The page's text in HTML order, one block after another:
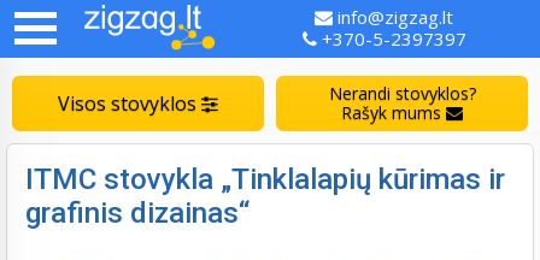
info@zigzag.lt
+370-5-2397397
Visos stovyklos
Nerandi stovyklos?
Rašyk mums
ITMC stovykla „Tinklalapių kūrimas ir
grafinis dizainas“